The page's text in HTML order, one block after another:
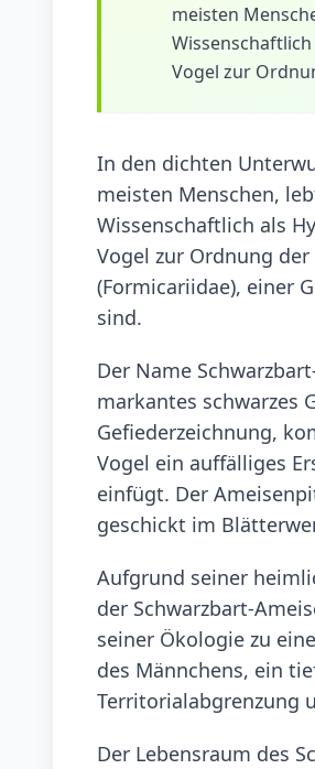
meisten
Vogel zur
In den dichten
meisten Menschen,
Wissenschaftlich als
Vogel zur Ordnung
(Formicariidae), einer
sind.
Der Name
markantes schwarzes
Gefiederzeichnung,
Vogel ein auffälliges
einfügt. Der
geschickt im
Aufgrund seiner
der Schwarzbart-
seiner Ökologie zu
des Männchens, ein
Territorialabgrenzung
Der Lebensraum des